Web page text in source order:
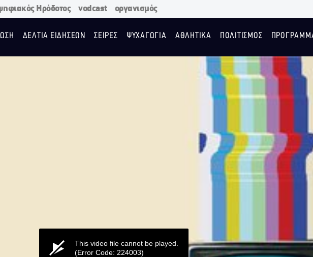
Ηρόδοτος vodcast οργανισμός
ΔΕΛΤΙΑ ΕΙΔΗΣΕΩΝ ΣΕΙΡΕΣ ΨΥΧΑΓΩΓΙΑ ΑΘΛΗΤΙΚΑ ΠΟΛΙΤΙΣΜΟΣ
This video file cannot be played.
(Error Code: 224003)